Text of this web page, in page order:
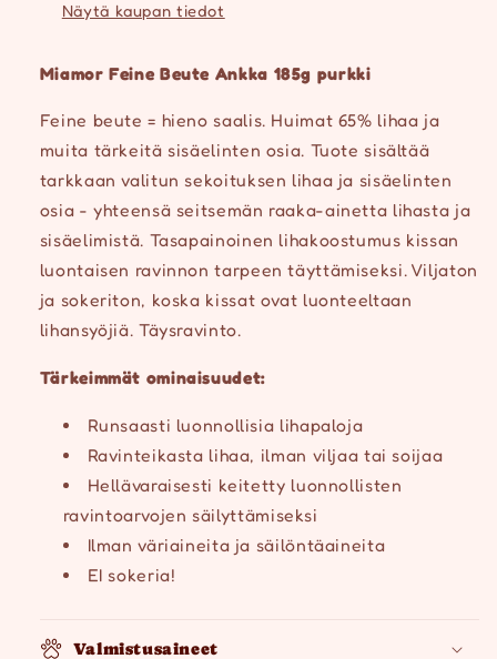
Näytä kaupan tiedot
Miamor Feine Beute Ankka 185g purkki
Feine beute = hieno saalis. Huimat 65% lihaa ja
muita tärkeitä sisäelinten osia. Tuote sisältää
tarkkaan valitun sekoituksen lihaa ja sisäelinten
osia - yhteensä seitsemän raaka-ainetta lihasta ja
sisäelimistä. Tasapainoinen lihakoostumus kissan
luontaisen ravinnon tarpeen täyttämiseksi. Viljaton
ja sokeriton, koska kissat ovat luonteeltaan
lihansyöjiä. Täysravinto.
Tärkeimmät ominaisuudet:
Runsaasti luonnollisia lihapaloja
Ravinteikasta lihaa, ilman viljaa tai soijaa
Hellävaraisesti keitetty luonnollisten
ravintoarvojen säilyttämiseksi
Ilman väriaineita ja säilöntäaineita
EI sokeria!
Valmistusaineet